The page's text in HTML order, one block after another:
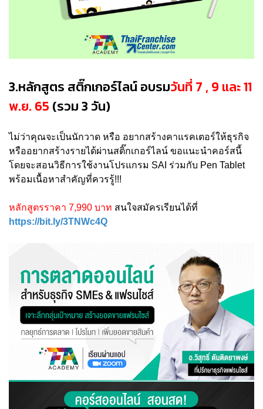
3.หลักสูตร สติ๊กเกอร์ไลน์ อบรมวันที่ 7 , 9 และ 11
พ.ย. 65 (รวม 3 วัน)
ไม่ว่าคุณจะเป็นนักวาด หรือ อยากสร้างคาแรคเตอร์ให้ธุรกิจ
หรืออยากสร้างรายได้ผ่านสติ๊กเกอร์ไลน์ ขอแนะนำคอร์สนี้
โดยจะสอนวิธีการใช้งานโปรแกรม SAI ร่วมกับ Pen Tablet
พร้อมเนื้อหาสำคัญที่ควรรู้!!!
หลักสูตรราคา 7,990 บาท สนใจสมัครเรียนได้ที่
https://bit.ly/3TNWc4Q